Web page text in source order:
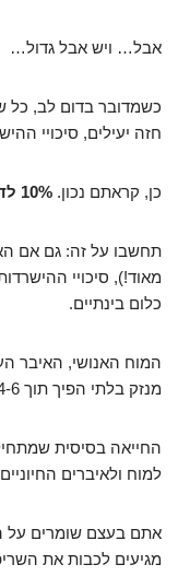
אבל… ויש אבל גדול…
כשמדובר בדום לב, כל
חזה יעילים, סיכויי
כן, קראתם נכון. 10% לדקה!
כלום בינתיים.
המוח האנושי, האיבר
מנזק בלתי הפיך תוך 4-6 דקות ללא חמצן.
החייאה בסיסית
למוח ולאיברים
אתם בעצם שומרים על
מגיעים לכבות את